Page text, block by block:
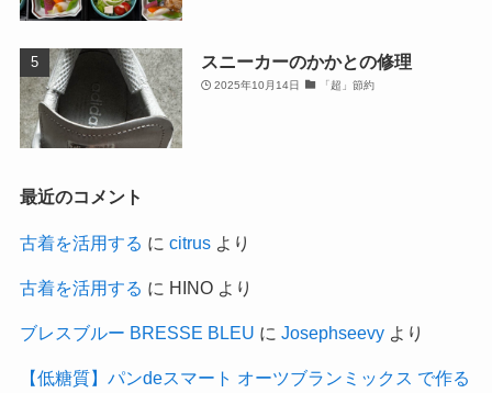
スニーカーのかかとの修理
2025年10月14日 「超」節約
最近のコメント
古着を活用する に citrusより
古着を活用する に HINOより
ブレスブルー BRESSE BLEU に Josephseevyより
【低糖質】パンdeスマート オーツブランミックス で作る